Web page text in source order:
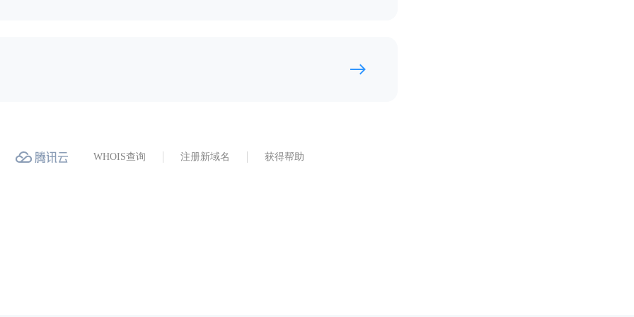
WHOIS查询 注册新域名 获得帮助